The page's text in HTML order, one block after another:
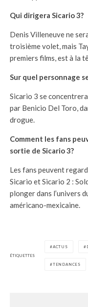
Qui dirigera Sicario 3?
Denis Villeneuve ne
troisième volet, mais
premiers films, est à la
Sur quel personnage
Sicario 3 se
par Benicio Del Toro,
drogue.
Comment les fans
sortie de Sicario 3?
Les fans peuvent
Sicario et Sicario 2 :
plonger dans l’univers
américano-mexicaine.
ÉTIQUETTES
ACTUS
TENDANCES